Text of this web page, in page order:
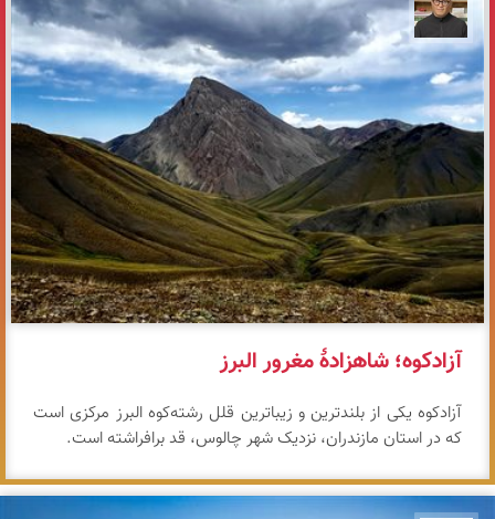
مازیار ذاکری
آزادکوه؛ شاهزادهٔ مغرور البرز
آزادکوه یکی از بلندترین و زیباترین قلل رشته‌کوه البرز مرکزی است
که در استان مازندران، نزدیک شهر چالوس، قد برافراشته است.